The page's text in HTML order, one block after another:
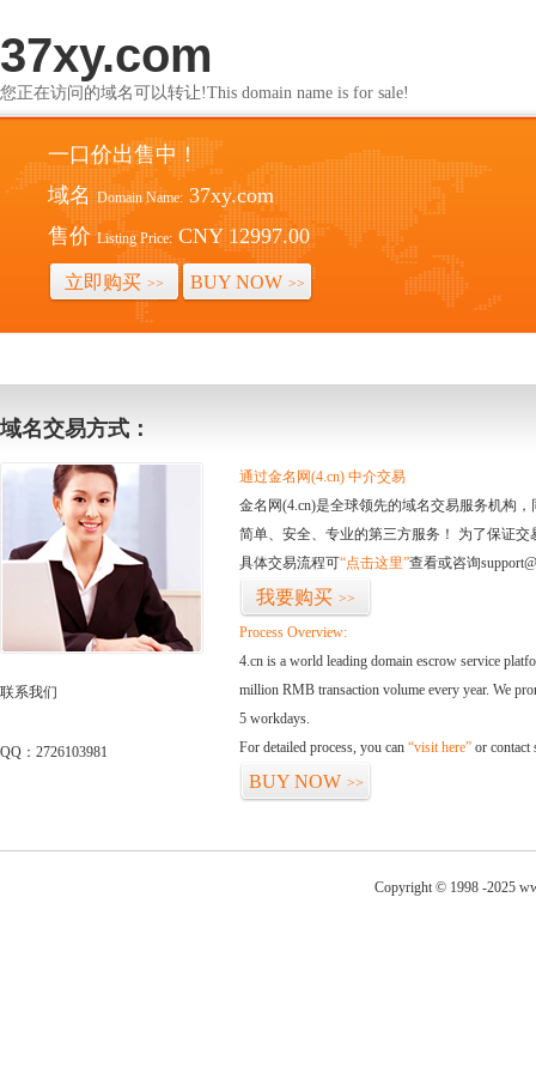
37xy.com
您正在访问的域名可以转让!This domain name is for sale!
一口价出售中！
域名 Domain Name: 37xy.com
售价 Listing Price: CNY 12997.00
立即购买 >> BUY NOW >>
域名交易方式：
联系我们
QQ：2726103981
通过金名网(4.cn) 中介交易
金名网(4.cn)是全球领先的域名交易服务机构
简单、安全、专业的第三方服务！ 为了保证
具体交易流程可“点击这里”查看或咨询
我要购买 >>
Process Overview:
4.cn is a world leading domain escrow service
million RMB transaction volume every year. We
5 workdays.
For detailed process, you can “visit here” or contact
BUY NOW >>
Copyright © 1998 -2025